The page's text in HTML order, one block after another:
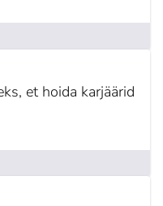
et hoida karjäärid